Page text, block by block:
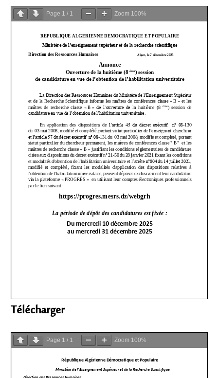
Page 1 / 1 Zoom 100%
Télécharger
Page 1 / 1 Zoom 100%